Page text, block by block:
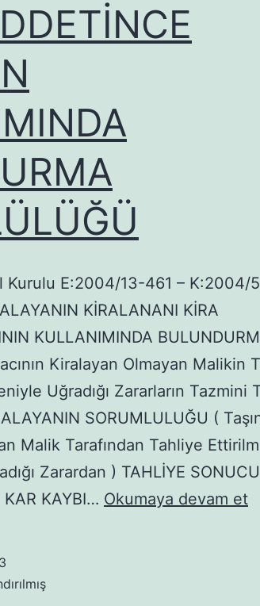
Kurulu E:2004/13-461 – K:2004/
KİRALANANI KİRA
KULLANIMINDA
Kiralayan Olmayan Malikin
Uğradığı Zararların Tazmini
SORUMLULUĞU (
Malik Tarafından Tahliye
Zarardan ) TAHLİYE SONUCU
KAR KAYBI… Okumaya devam et